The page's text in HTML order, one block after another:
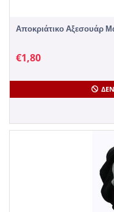
Αποκριάτικο Αξεσουάρ
€1,80